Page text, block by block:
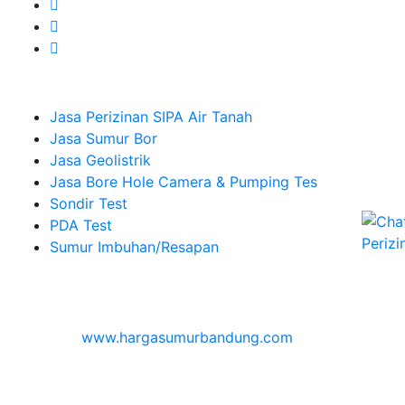
Jasa Perizinan SIPA Air Tanah
Jasa Sumur Bor
Jasa Geolistrik
Jasa Bore Hole Camera & Pumping Tes
Sondir Test
PDA Test
Sumur Imbuhan/Resapan
www.hargasumurbandung.com